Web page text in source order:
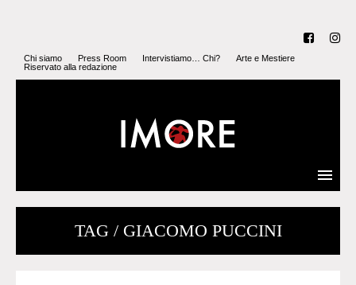
Chi siamo Press Room Intervistiamo… Chi?
Arte e Mestiere
Riservato alla redazione
TAG / GIACOMO PUCCINI